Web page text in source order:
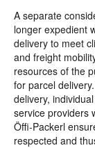
A separate
longer expedient
delivery to meet
and freight
resources of the
for parcel
delivery,
service providers
Öffi-Packerl
respected and